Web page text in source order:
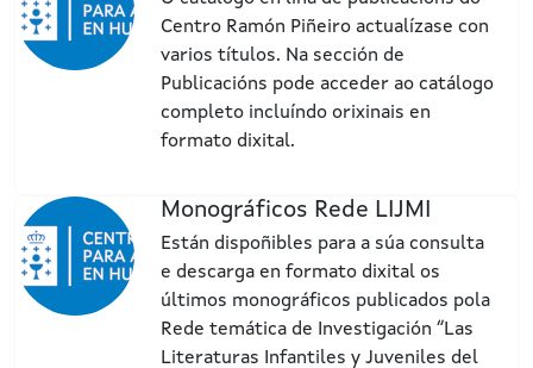
Centro Ramón Piñeiro actualízase con
varios títulos. Na sección de
Publicacións pode acceder ao catálogo
completo incluíndo orixinais en
formato dixital.
Monográficos Rede LIJMI
Están dispoñibles para a súa consulta
e descarga en formato dixital os
últimos monográficos publicados pola
Rede temática de Investigación “Las
Literaturas Infantiles y Juveniles del